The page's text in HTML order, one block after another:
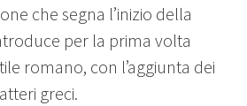
che segna l’inizio della
per la prima volta
romano, con l’aggiunta dei
greci.